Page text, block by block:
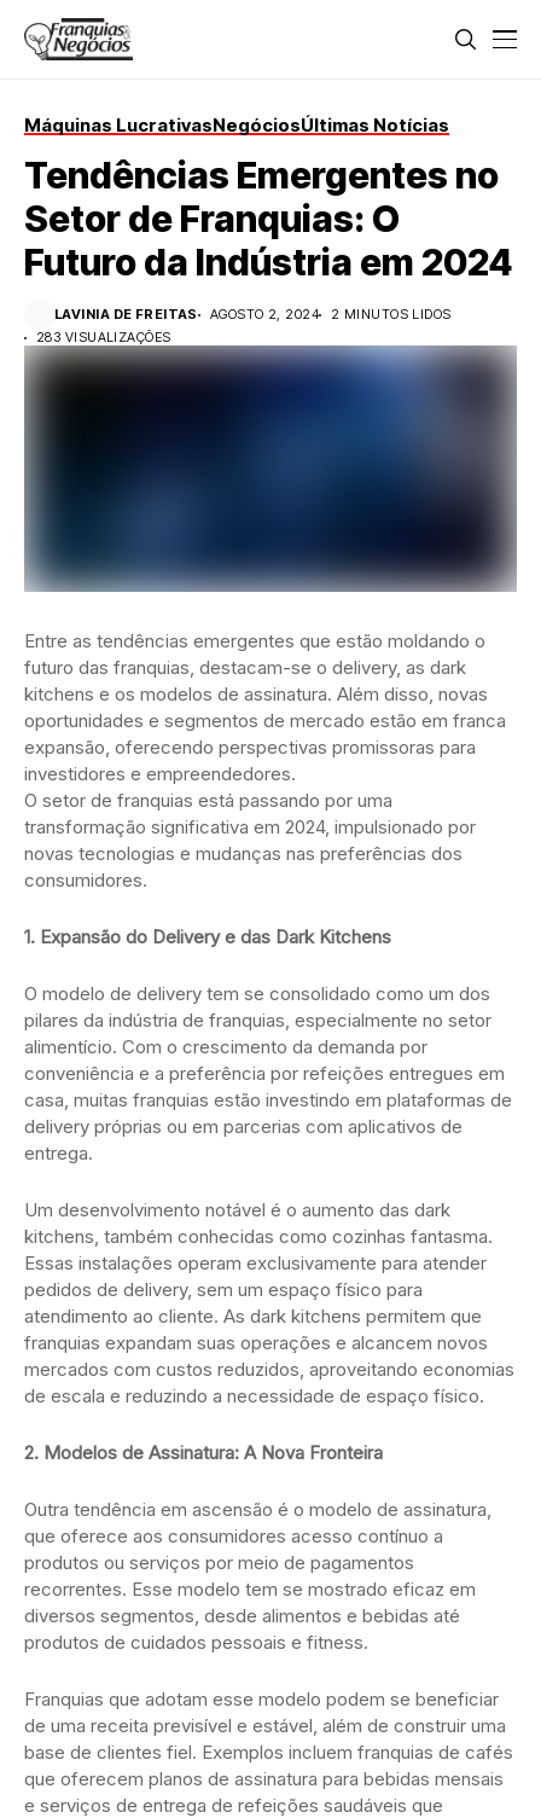
Máquinas LucrativasNegóciosÚltimas Notícias
Tendências Emergentes no
Setor de Franquias: O
Futuro da Indústria em 2024
LAVINIA DE FREITAS AGOSTO 2, 2024
2 MINUTOS LIDOS
283 VISUALIZAÇÕES
Entre as tendências emergentes que estão moldando o
futuro das franquias, destacam-se o delivery, as dark
kitchens e os modelos de assinatura. Além disso, novas
oportunidades e segmentos de mercado estão em franca
expansão, oferecendo perspectivas promissoras para
investidores e empreendedores.
O setor de franquias está passando por uma
transformação significativa em 2024, impulsionado por
novas tecnologias e mudanças nas preferências dos
consumidores.
1. Expansão do Delivery e das Dark Kitchens
O modelo de delivery tem se consolidado como um dos
pilares da indústria de franquias, especialmente no setor
alimentício. Com o crescimento da demanda por
conveniência e a preferência por refeições entregues em
casa, muitas franquias estão investindo em plataformas de
delivery próprias ou em parcerias com aplicativos de
entrega.
Um desenvolvimento notável é o aumento das dark
kitchens, também conhecidas como cozinhas fantasma.
Essas instalações operam exclusivamente para atender
pedidos de delivery, sem um espaço físico para
atendimento ao cliente. As dark kitchens permitem que
franquias expandam suas operações e alcancem novos
mercados com custos reduzidos, aproveitando economias
de escala e reduzindo a necessidade de espaço físico.
2. Modelos de Assinatura: A Nova Fronteira
Outra tendência em ascensão é o modelo de assinatura,
que oferece aos consumidores acesso contínuo a
produtos ou serviços por meio de pagamentos
recorrentes. Esse modelo tem se mostrado eficaz em
diversos segmentos, desde alimentos e bebidas até
produtos de cuidados pessoais e fitness.
Franquias que adotam esse modelo podem se beneficiar
de uma receita previsível e estável, além de construir uma
base de clientes fiel. Exemplos incluem franquias de cafés
que oferecem planos de assinatura para bebidas mensais
e serviços de entrega de refeições saudáveis que